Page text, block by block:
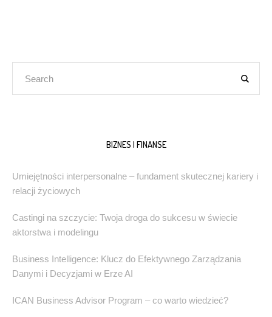
BIZNES I FINANSE
Umiejętności interpersonalne – fundament skutecznej kariery i
relacji życiowych
Castingi na szczycie: Twoja droga do sukcesu w świecie
aktorstwa i modelingu
Business Intelligence: Klucz do Efektywnego Zarządzania
Danymi i Decyzjami w Erze AI
ICAN Business Advisor Program – co warto wiedzieć?